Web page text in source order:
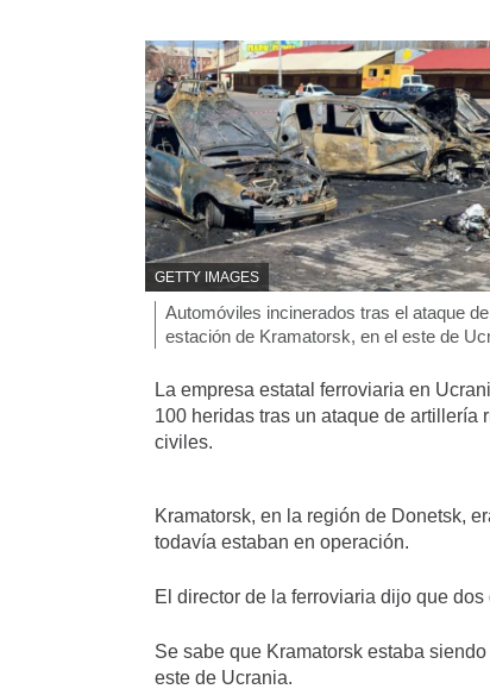
F
U
T
D
E
A
A
G
E
GETTY IMAGES
P
i
d
e
f
o
,
Automóviles incinerados tras el ataque
estación de Kramatorsk, en el este de
La empresa estatal ferroviaria en
100 heridas tras un ataque de artillería
civiles.
Kramatorsk, en la región de Donetsk,
todavía estaban en operación.
El director de la ferroviaria dijo que
Se sabe que Kramatorsk estaba
este de Ucrania.